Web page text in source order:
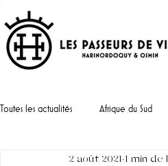
Toutes les actualités Afrique du Sud
2 août 2021 1 min de